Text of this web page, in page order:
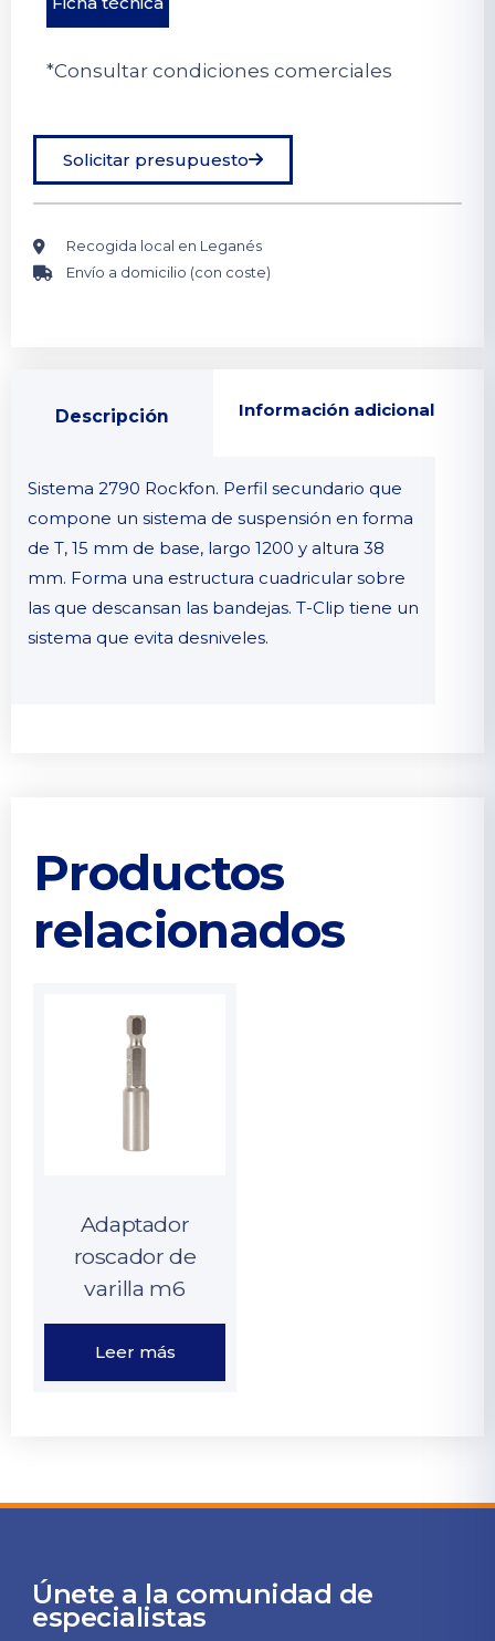
*Consultar condiciones comerciales
Solicitar presupuesto
Recogida local en Leganés
Envío a domicilio (con coste)
Descripción Información adicional
Sistema 2790 Rockfon. Perfil secundario que
compone un sistema de suspensión en forma
de T, 15 mm de base, largo 1200 y altura 38
mm. Forma una estructura cuadricular sobre
las que descansan las bandejas. T-Clip tiene un
sistema que evita desniveles.
Productos
relacionados
Adaptador
roscador de
varilla m6
Leer más
Únete a la comunidad de
especialistas